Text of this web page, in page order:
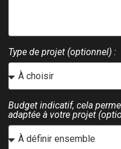
Type de projet (optionnel) :
Budget indicatif, cela
adaptée à votre projet